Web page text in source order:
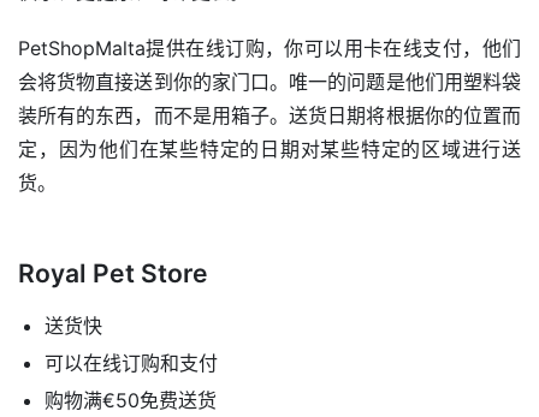
PetShopMalta提供在线订购，你可以用卡在线支付，他们
会将货物直接送到你的家门口。唯一的问题是他们用塑料袋
装所有的东西，而不是用箱子。送货日期将根据你的位置而
定，因为他们在某些特定的日期对某些特定的区域进行送
货。
Royal Pet Store
送货快
可以在线订购和支付
购物满€50免费送货